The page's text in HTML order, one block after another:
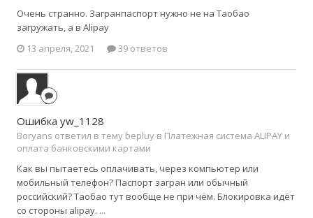
Очень странно. Загранпаспорт нужно не на Таобао
загружать, а в Alipay
13 апреля, 2021
39 ответов
Ошибка yw_1128
Boryans ответил в тему bepluy в Платежная система ALIPAY и
оплата банковскими картами
Как вы пытаетесь оплачивать, через компьютер или
мобильный телефон? Паспорт загран или обычный
российский? Таобао тут вообще не при чём. Блокировка идёт
со стороны alipay. ...